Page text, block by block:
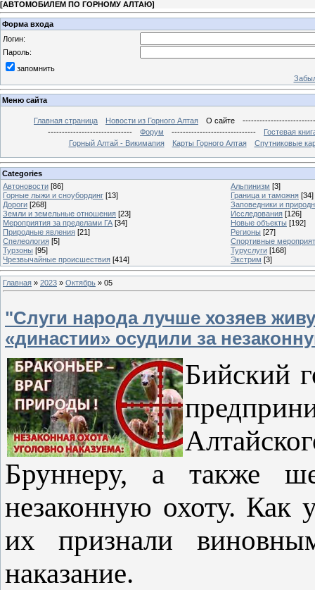
[АВТОМОБИЛЕМ ПО ГОРНОМУ АЛТАЮ]
Форма входа
Логин:
Пароль:
запомнить
Меню сайта
Главная страница Новости из Горного Алтая О сайте
------------------------------
Форум ------------------------------
Гостевая
Горный Алтай - Викимапия
Карты Горного Алтая Спутниковые
Categories
Автоновости [86] Альпинизм [3]
Горные лыжи и сноубординг [13] Граница и таможня [34]
Дороги [268]
Заповедники и
Земли и земельные отношения [23] Исследования [126]
Мероприятия за пределами ГА [34] Новые объекты [192]
Природные явления [21] Регионы [27]
Спелеология [5]
Спортивные
Турзоны [95] Туруслуги [168]
Чрезвычайные происшествия [414] Экстрим [3]
Главная » 2023 » Октябрь » 05
"Слуги народа лучше хозяев
«династии» осудили за
Бийский
Бруннеру, а также
незаконную охоту. Как
их признали
наказание.